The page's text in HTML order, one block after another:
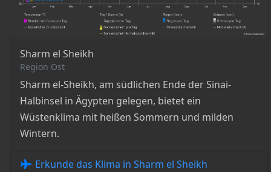
Sharm el Sheikh
Region Ost
Sharm el-Sheikh, am südlichen Ende der Sinai-
Halbinsel in Ägypten gelegen, bietet ein
Wüstenklima mit heißen Sommern und milden
Wintern.
Erkunde das Klima in Sharm el Sheikh